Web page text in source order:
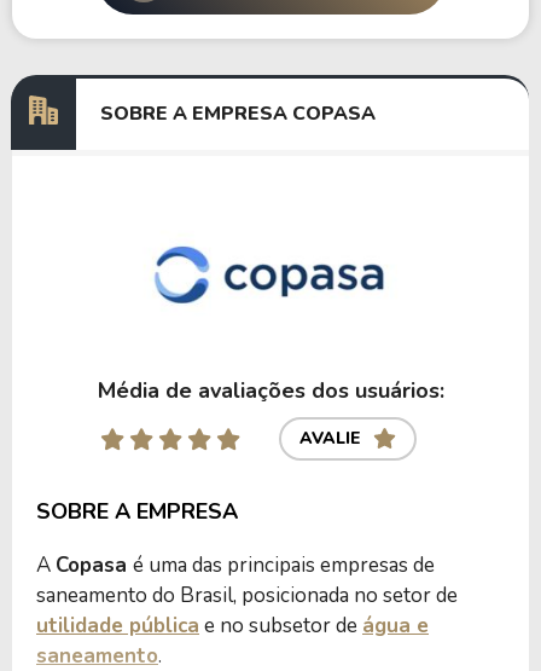
SOBRE A EMPRESA COPASA
Média de avaliações dos usuários:
AVALIE
SOBRE A EMPRESA
A Copasa é uma das principais empresas de
saneamento do Brasil, posicionada no setor de
utilidade pública e no subsetor de água e
saneamento.